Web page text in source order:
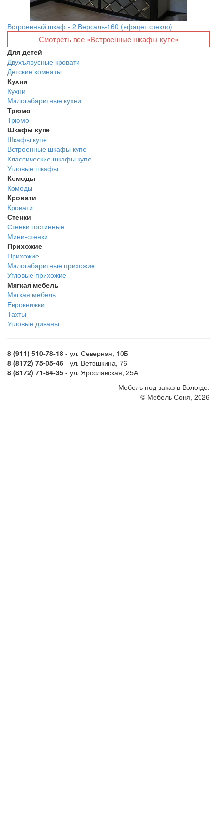
Встроенный шкаф - 2 Версаль-160 (+фацет стекло)
Смотреть все «Встроенные шкафы-купе»
Для детей
Двухъярусные кровати
Детские комнаты
Кухни
Кухни
Малогабаритные кухни
Трюмо
Трюмо
Шкафы купе
Шкафы купе
Встроенные шкафы купе
Классические шкафы купе
Угловые шкафы
Комоды
Комоды
Кровати
Кровати
Стенки
Стенки гостинные
Мини-стенки
Прихожие
Прихожие
Малогабаритные прихожие
Угловые прихожие
Мягкая мебель
Мягкая мебель
Еврокнижки
Тахты
Угловые диваны
8 (911) 510-78-18 - ул. Северная, 10Б
8 (8172) 75-05-46 - ул. Ветошкина, 76
8 (8172) 71-64-35 - ул. Ярославская, 25А
Мебель под заказ в Вологде.
© Мебель Соня, 2026